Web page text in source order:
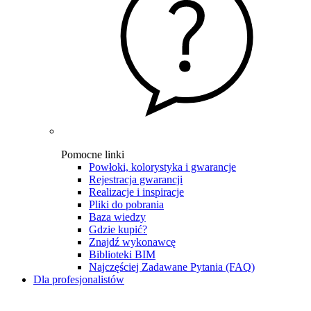
Pomocne linki
Powłoki, kolorystyka i gwarancje
Rejestracja gwarancji
Realizacje i inspiracje
Pliki do pobrania
Baza wiedzy
Gdzie kupić?
Znajdź wykonawcę
Biblioteki BIM
Najczęściej Zadawane Pytania (FAQ)
Dla profesjonalistów